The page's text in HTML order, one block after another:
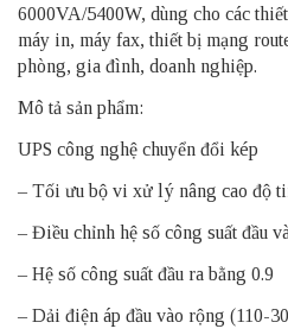
6000VA/5400W, dùng cho các
máy in, máy fax, thiết bị mạng
phòng, gia đình, doanh nghiệp.
Mô tả sản phẩm:
UPS công nghệ chuyển đổi kép
– Tối ưu bộ vi xử lý nâng cao độ
– Điều chỉnh hệ số công suất đầu
– Hệ số công suất đầu ra bằng 0.9
– Dải điện áp đầu vào rộng (110-